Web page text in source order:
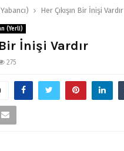
Her Çıkışın Bir İnişi Vardır
(Yerli)
Bir İnişi Vardır
275